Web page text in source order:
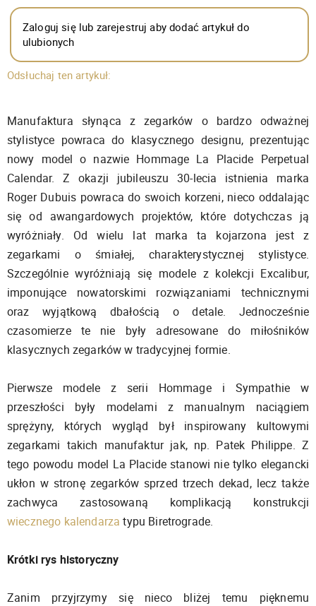
Zaloguj się lub zarejestruj aby dodać artykuł do
ulubionych
Odsłuchaj ten artykuł:
Manufaktura słynąca z zegarków o bardzo odważnej
stylistyce powraca do klasycznego designu, prezentując
nowy model o nazwie Hommage La Placide Perpetual
Calendar. Z okazji jubileuszu 30-lecia istnienia marka
Roger Dubuis powraca do swoich korzeni, nieco oddalając
się od awangardowych projektów, które dotychczas ją
wyróżniały. Od wielu lat marka ta kojarzona jest z
zegarkami o śmiałej, charakterystycznej stylistyce.
Szczególnie wyróżniają się modele z kolekcji Excalibur,
imponujące nowatorskimi rozwiązaniami technicznymi
oraz wyjątkową dbałością o detale. Jednocześnie
czasomierze te nie były adresowane do miłośników
klasycznych zegarków w tradycyjnej formie.
Pierwsze modele z serii Hommage i Sympathie w
przeszłości były modelami z manualnym naciągiem
sprężyny, których wygląd był inspirowany kultowymi
zegarkami takich manufaktur jak, np. Patek Philippe. Z
tego powodu model La Placide stanowi nie tylko elegancki
ukłon w stronę zegarków sprzed trzech dekad, lecz także
zachwyca zastosowaną komplikacją konstrukcji
wiecznego kalendarza typu Biretrograde.
Krótki rys historyczny
Zanim przyjrzymy się nieco bliżej temu pięknemu